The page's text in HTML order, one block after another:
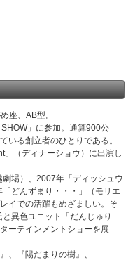
座、AB型。
」に参加。通算900公
いる創立者のひとりである。
（ディナーショウ）に出演し
場）、2007年「ディッシュウ
どんずまり・・・」（モリエ
イでの活躍もめざましい。そ
異色ユニット「だんじゅり
ーテインメントショーを展
、『陽だまりの樹』、